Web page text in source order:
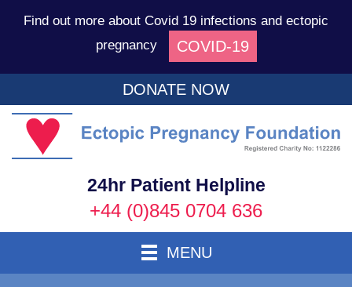
Find out more about Covid 19 infections and ectopic
pregnancy
COVID-19
DONATE NOW
24hr Patient Helpline
+44 (0)845 0704 636
Toggle Navigation
MENU